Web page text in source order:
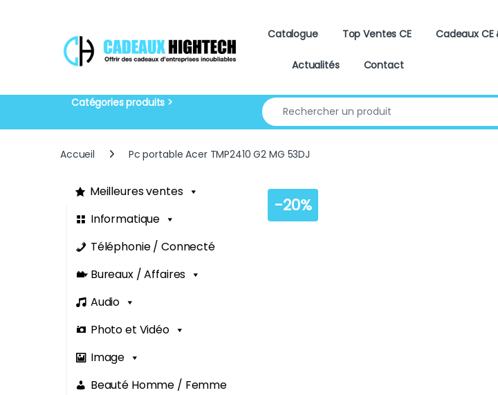
Catalogue
Top Ventes CE Cadeaux CE
Actualités Contact
Search for:
Accueil Pc portable Acer TMP2410 G2 MG 53DJ
-20%
Meilleures ventes
Informatique
Téléphonie / Connecté
Bureaux / Affaires
Audio
Photo et Vidéo
Image
Beauté Homme / Femme